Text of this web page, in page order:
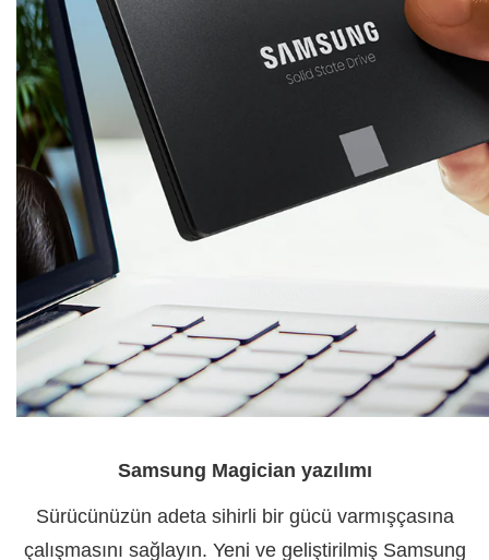
Samsung Magician yazılımı
Sürücünüzün adeta sihirli bir gücü varmışçasına
çalışmasını sağlayın. Yeni ve geliştirilmiş Samsung